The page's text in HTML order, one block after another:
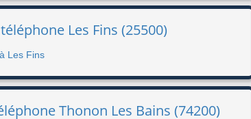
Les Fins (25500)
Les Fins
Thonon Les Bains (74200)